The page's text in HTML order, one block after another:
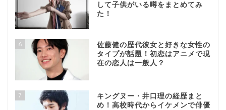
して子供がいる噂をまとめてみ
た！
6
佐藤健の歴代彼女と好きな女性の
タイプが話題！初恋はアニメで現
在の恋人は一般人？
7
キングヌー・井口理の経歴まと
め！高校時代からイケメンで俳優